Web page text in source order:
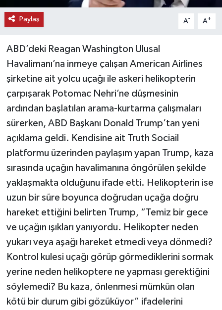
Paylaş A- A+
ABD’deki Reagan Washington Ulusal
Havalimanı’na inmeye çalışan American Airlines
şirketine ait yolcu uçağı ile askeri helikopterin
çarpışarak Potomac Nehri’ne düşmesinin
ardından başlatılan arama-kurtarma çalışmaları
sürerken, ABD Başkanı Donald Trump’tan yeni
açıklama geldi. Kendisine ait Truth Sociail
platformu üzerinden paylaşım yapan Trump, kaza
sırasında uçağın havalimanına öngörülen şekilde
yaklaşmakta olduğunu ifade etti. Helikopterin ise
uzun bir süre boyunca doğrudan uçağa doğru
hareket ettiğini belirten Trump, “Temiz bir gece
ve uçağın ışıkları yanıyordu. Helikopter neden
yukarı veya aşağı hareket etmedi veya dönmedi?
Kontrol kulesi uçağı görüp görmediklerini sormak
yerine neden helikoptere ne yapması gerektiğini
söylemedi? Bu kaza, önlenmesi mümkün olan
kötü bir durum gibi gözüküyor” ifadelerini
TİCARET